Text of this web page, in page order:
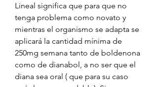
Lineal significa que para que no
tenga problema como novato y
mientras el organismo se adapta se
aplicará la cantidad mínima de
250mg semana tanto de boldenona
como de dianabol, a no ser que el
diana sea oral ( que para su caso